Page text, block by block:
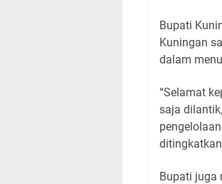
Bupati
Kuningan
dalam
“Selamat
saja
Bupati juga